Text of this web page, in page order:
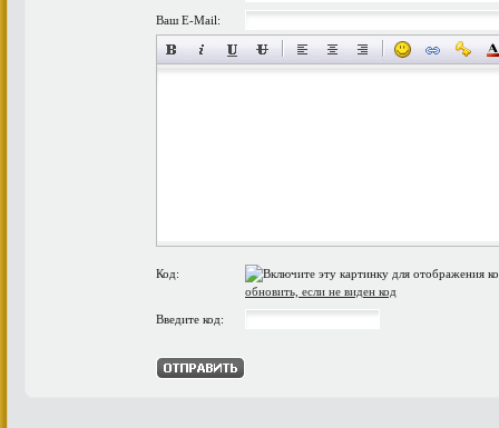
Ваш E-Mail:
Код:
обновить, если не виден код
Введите код: